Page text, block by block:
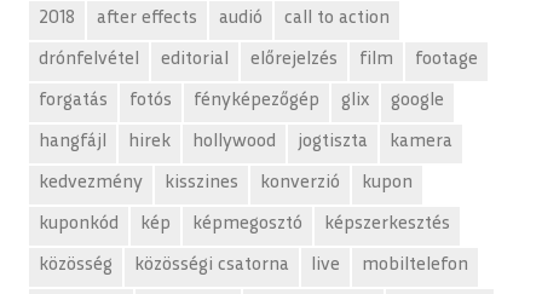
2018 after effects audió call to action
drónfelvétel editorial előrejelzés film footage
forgatás fotós fényképezőgép glix google
hangfájl hirek hollywood jogtiszta kamera
kedvezmény kisszines konverzió kupon
kuponkód kép képmegosztó képszerkesztés
közösség közösségi csatorna live mobiltelefon